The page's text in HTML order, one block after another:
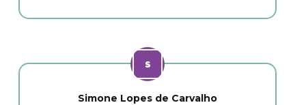
Simone Lopes de Carvalho